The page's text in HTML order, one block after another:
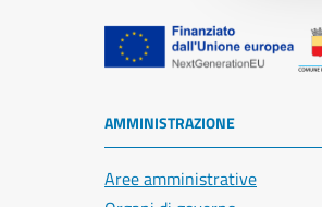
AMMINISTRAZIONE
Aree amministrative